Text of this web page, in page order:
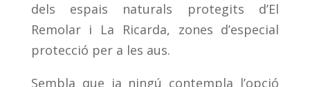
dels espais naturals protegits d’El
Remolar i La Ricarda, zones d’especial
protecció per a les aus.
Sembla que ja ningú contempla l’opció